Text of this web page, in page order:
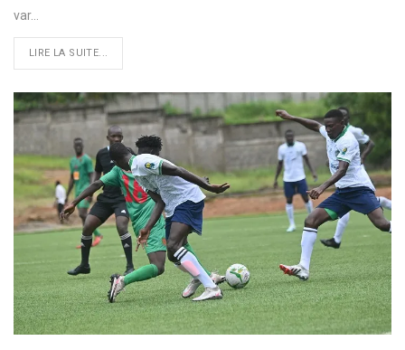
var…
LIRE LA SUITE...